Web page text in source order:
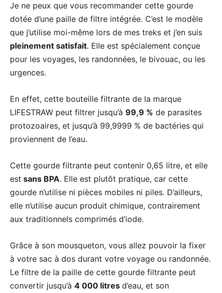
Je ne peux que vous recommander cette gourde
dotée d’une paille de filtre intégrée. C’est le modèle
que j’utilise moi-même lors de mes treks et j’en suis
pleinement satisfait. Elle est spécialement conçue
pour les voyages, les randonnées, le bivouac, ou les
urgences.
En effet, cette bouteille filtrante de la marque
LIFESTRAW peut filtrer jusqu’à 99,9 % de parasites
protozoaires, et jusqu’à 99,9999 % de bactéries qui
proviennent de l’eau.
Cette gourde filtrante peut contenir 0,65 litre, et elle
est sans BPA. Elle est plutôt pratique, car cette
gourde n’utilise ni pièces mobiles ni piles. D’ailleurs,
elle n’utilise aucun produit chimique, contrairement
aux traditionnels comprimés d’iode.
Grâce à son mousqueton, vous allez pouvoir la fixer
à votre sac à dos durant votre voyage ou randonnée.
Le filtre de la paille de cette gourde filtrante peut
convertir jusqu’à 4 000 litres d’eau, et son